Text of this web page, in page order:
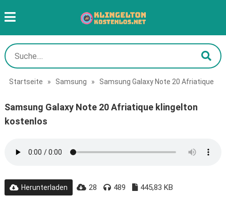
Startseite » Samsung » Samsung Galaxy Note 20 Afriatique
Samsung Galaxy Note 20 Afriatique klingelton
kostenlos
Herunterladen 28 489 445,83 KB